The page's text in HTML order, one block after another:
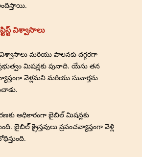
విశ్వాసాలు
విశ్వాసాలు మరియు పాలనకు దగ్గరగా
మిషన్లకు పునాది. యేసు తన
వెళ్లమని మరియు సువార్తను
అధికారంగా బైబిల్ మిషన్లకు
బైబిల్ క్రైస్తవులు ప్రపంచవ్యాప్తంగా వెళ్లి